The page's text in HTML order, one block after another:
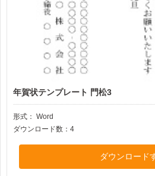
年賀状テンプレート 門松3
形式： Word
ダウンロード数：4
ダウンロード